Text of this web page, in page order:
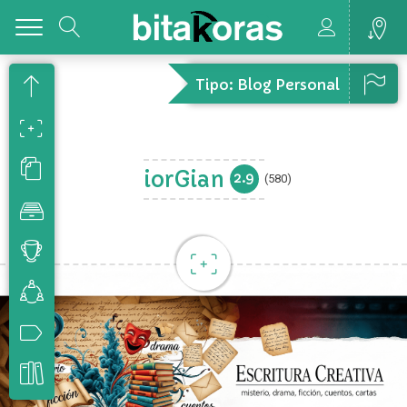
Tipo: Blog Personal
iorGian 2.9 (580)